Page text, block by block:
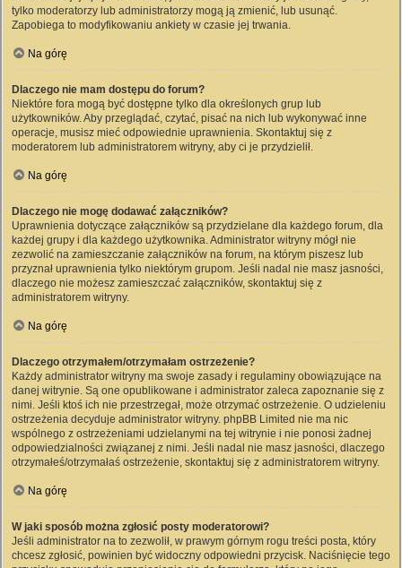
tylko moderatorzy lub administratorzy mogą ją zmienić, lub usunąć.
Zapobiega to modyfikowaniu ankiety w czasie jej trwania.
Na górę
Dlaczego nie mam dostępu do forum?
Niektóre fora mogą być dostępne tylko dla określonych grup lub
użytkowników. Aby przeglądać, czytać, pisać na nich lub wykonywać inne
operacje, musisz mieć odpowiednie uprawnienia. Skontaktuj się z
moderatorem lub administratorem witryny, aby ci je przydzielił.
Na górę
Dlaczego nie mogę dodawać załączników?
Uprawnienia dotyczące załączników są przydzielane dla każdego forum, dla
każdej grupy i dla każdego użytkownika. Administrator witryny mógł nie
zezwolić na zamieszczanie załączników na forum, na którym piszesz lub
przyznał uprawnienia tylko niektórym grupom. Jeśli nadal nie masz jasności,
dlaczego nie możesz zamieszczać załączników, skontaktuj się z
administratorem witryny.
Na górę
Dlaczego otrzymałem/otrzymałam ostrzeżenie?
Każdy administrator witryny ma swoje zasady i regulaminy obowiązujące na
danej witrynie. Są one opublikowane i administrator zaleca zapoznanie się z
nimi. Jeśli ktoś ich nie przestrzegał, może otrzymać ostrzeżenie. O udzieleniu
ostrzeżenia decyduje administrator witryny. phpBB Limited nie ma nic
wspólnego z ostrzeżeniami udzielanymi na tej witrynie i nie ponosi żadnej
odpowiedzialności związanej z nimi. Jeśli nadal nie masz jasności, dlaczego
otrzymałeś/otrzymałaś ostrzeżenie, skontaktuj się z administratorem witryny.
Na górę
W jaki sposób można zgłosić posty moderatorowi?
Jeśli administrator na to zezwolił, w prawym górnym rogu treści posta, który
chcesz zgłosić, powinien być widoczny odpowiedni przycisk. Naciśnięcie tego